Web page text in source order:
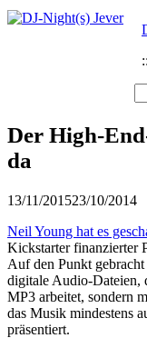
Zum
Zum
Der High-
da
13/11/201523/10/2014
Neil Young hat es
Kickstarter finanzierter
Auf den Punkt
digitale Audio-Dateien,
MP3 arbeitet, sondern
das Musik mindestens
präsentiert.